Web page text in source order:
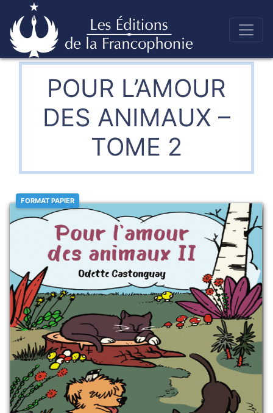
Skip
to Éditions de la francophonie
POUR L’AMOUR
DES ANIMAUX –
TOME 2
FORMAT PAPIER